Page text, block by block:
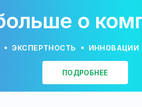
о
ЭКСПЕРТНОСТЬ ИННОВАЦИИ
ПОДРОБНЕЕ